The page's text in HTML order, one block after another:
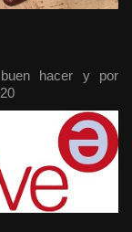
hacer y por